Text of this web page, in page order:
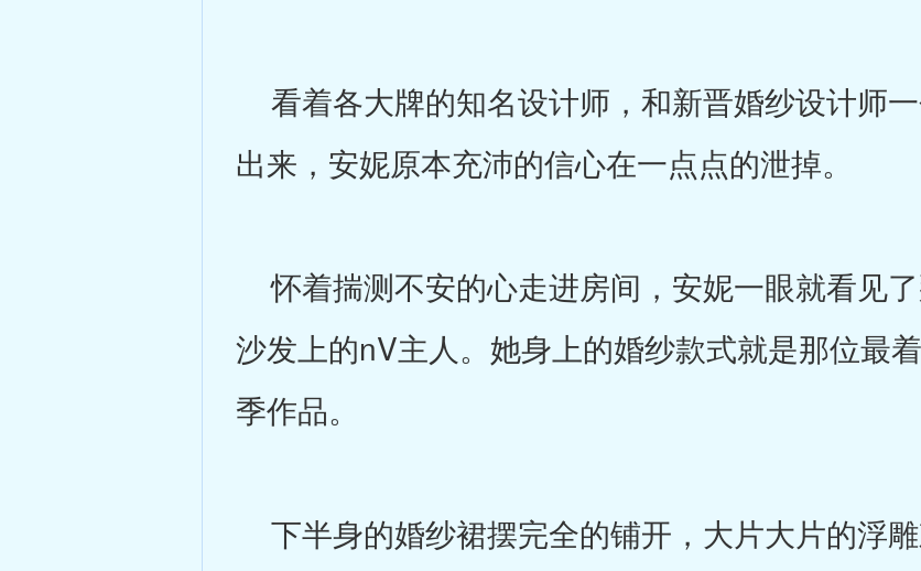
看着各大牌的知名设计师，和新晋婚纱设计师
出来，安妮原本充沛的信心在一点点的泄掉。
怀着揣测不安的心走进房间，安妮一眼就看见
沙发上的nV主人。她身上的婚纱款式就是那位最
季作品。
下半身的婚纱裙摆完全的铺开，大片大片的浮